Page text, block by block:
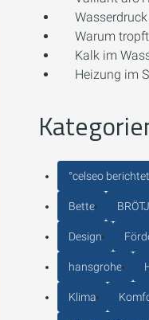
Warum
Kalk im
Heizung im
°celseo berichtet
Bette
Design
hansgrohe
Klima